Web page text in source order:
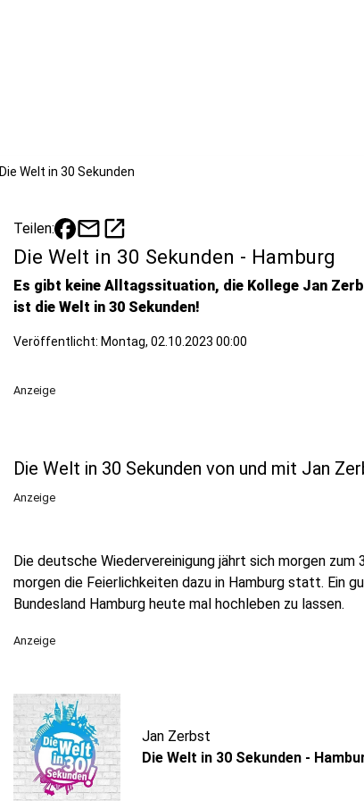
Die Welt in 30 Sekunden
Teilen: mailopen_in_new
Die Welt in 30 Sekunden - Hamburg
Es gibt keine Alltagssituation, die Kollege Jan
ist die Welt in 30 Sekunden!
Veröffentlicht: Montag, 02.10.2023 00:00
Anzeige
Die Welt in 30 Sekunden von und mit Jan
Anzeige
Die deutsche Wiedervereinigung jährt sich morgen zum
morgen die Feierlichkeiten dazu in Hamburg statt. Ein
Bundesland Hamburg heute mal hochleben zu lassen.
Anzeige
Jan Zerbst
Die Welt in 30 Sekunden -